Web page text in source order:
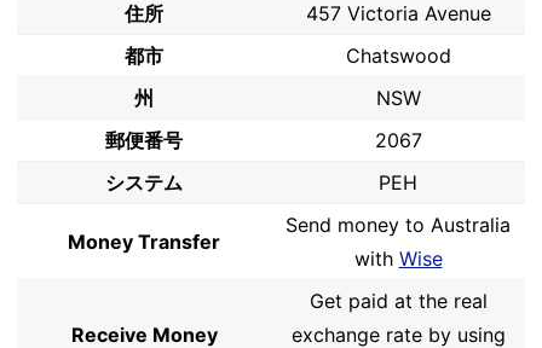
住所
457 Victoria Avenue
都市
Chatswood
州
NSW
郵便番号
2067
システム
PEH
Money Transfer
Send money to Australia
with Wise
Receive Money
Get paid at the real
exchange rate by using